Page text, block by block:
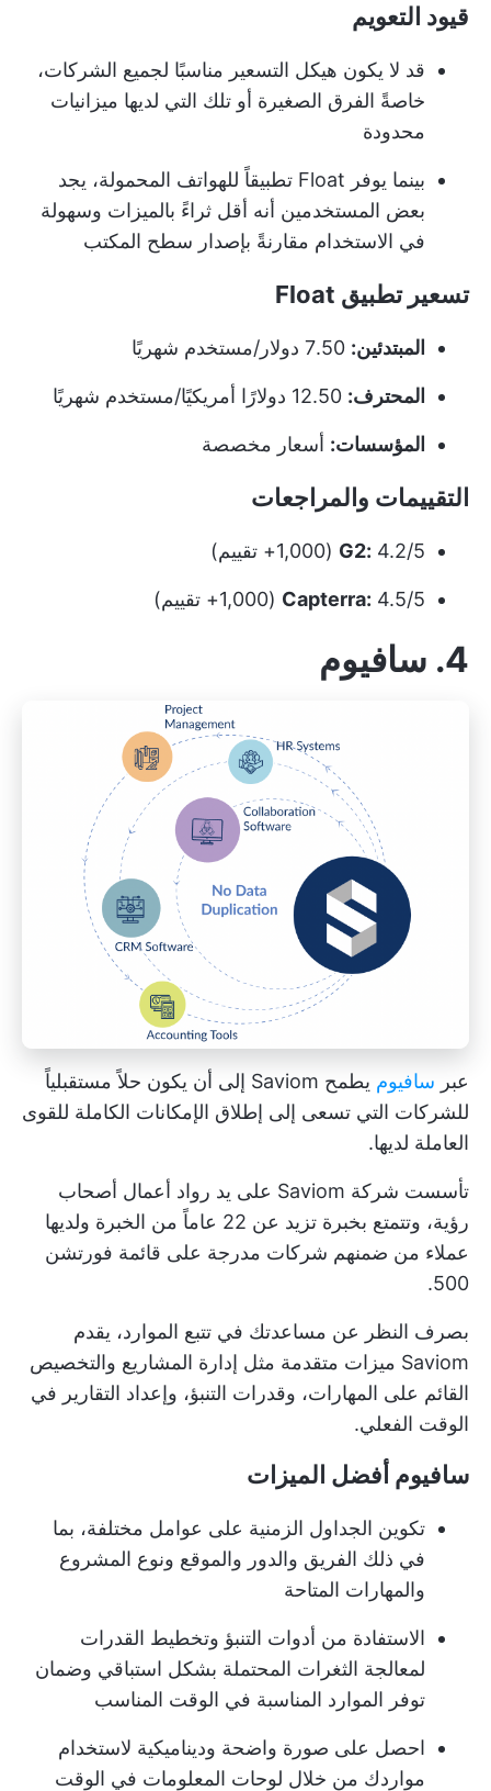
قيود التعويم
قد لا يكون هيكل التسعير مناسبًا لجميع الشركات،
خاصةً الفرق الصغيرة أو تلك التي لديها ميزانيات
محدودة
بينما يوفر Float تطبيقاً للهواتف المحمولة، يجد
بعض المستخدمين أنه أقل ثراءً بالميزات وسهولة
في الاستخدام مقارنةً بإصدار سطح المكتب
تسعير تطبيق Float
المبتدئين:
المحترف:
المؤسسات: أسعار مخصصة
التقييمات والمراجعات
G2: 4.2/5 (1,000+ تقييم)
Capterra: 4.5/5 (1,000+ تقييم)
4. سافيوم
عبر سافيوم
يطمح Saviom إلى أن يكون حلاً مستقبلياً
للشركات التي تسعى إلى إطلاق الإمكانات الكاملة للقوى
العاملة لديها.
تأسست شركة Saviom على يد رواد أعمال أصحاب
رؤية، وتتمتع بخبرة تزيد عن 22 عاماً من الخبرة ولديها
عملاء من ضمنهم شركات مدرجة على قائمة فورتشن
500.
بصرف النظر عن مساعدتك في تتبع الموارد، يقدم
Saviom ميزات متقدمة مثل
إدارة المشاريع والتخصيص
القائم على المهارات، وقدرات التنبؤ، وإعداد التقارير في
الوقت الفعلي.
سافيوم أفضل الميزات
تكوين الجداول الزمنية على عوامل مختلفة، بما
في ذلك الفريق والدور والموقع ونوع المشروع
والمهارات المتاحة
الاستفادة من أدوات التنبؤ وتخطيط القدرات
لمعالجة الثغرات المحتملة بشكل استباقي وضمان
توفر الموارد المناسبة في الوقت المناسب
احصل على صورة واضحة وديناميكية لاستخدام
مواردك من خلال لوحات المعلومات في الوقت